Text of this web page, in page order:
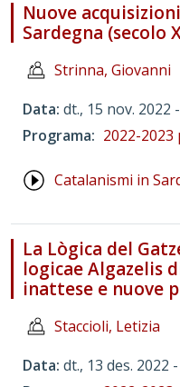
Nuove
Sardegna (secolo
Strinna, Giovanni
Data dt., 15 nov. 2022
Programa
2022-
Catalanismi in
La Lògica del
logicae Algazelis
inattese e nuove
Staccioli, Letizia
Data dt., 13 des. 2022